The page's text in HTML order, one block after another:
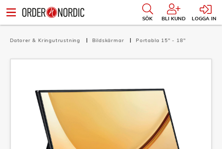
SÖK BLI KUND LOGGA IN
Datorer & Kringutrustning Bildskärmar Portabla 15" - 18"